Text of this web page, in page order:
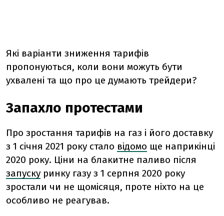
Які варіанти зниження тарифів
пропонуються, коли вони можуть бути
ухвалені та що про це думають трейдери?
Запахло протестами
Про зростання тарифів на газ і його доставку
з 1 січня 2021 року стало відомо ще наприкінці
2020 року. Ціни на блакитне паливо після
запуску ринку газу з 1 серпня 2020 року
зростали чи не щомісяця, проте ніхто на це
особливо не реагував.